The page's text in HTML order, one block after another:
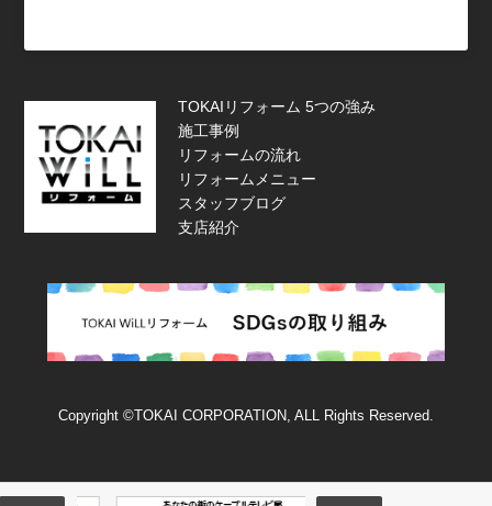
TOKAIリフォーム 5つの強み
施工事例
リフォームの流れ
リフォームメニュー
スタッフブログ
支店紹介
Copyright ©TOKAI CORPORATION, ALL Rights Reserved.